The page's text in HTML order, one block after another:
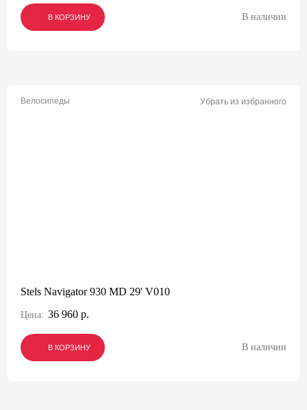
В КОРЗИНУ
В КОРЗИНУ
В КОРЗИНУ В наличии
Велосипеды Убрать из избранного
Stels Navigator 930 MD 29' V010
Цена: 36 960 р.
В КОРЗИНУ
В КОРЗИНУ
В КОРЗИНУ В наличии